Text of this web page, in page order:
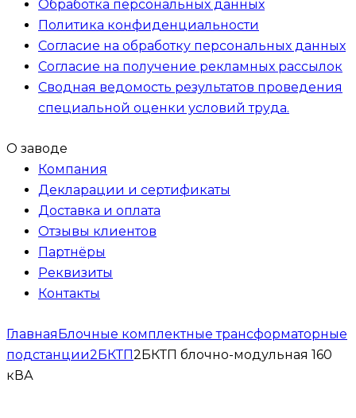
Обработка персональных данных
Политика конфиденциальности
Согласие на обработку персональных данных
Согласие на получение рекламных рассылок
Сводная ведомость результатов проведения
специальной оценки условий труда.
О заводе
Компания
Декларации и сертификаты
Доставка и оплата
Отзывы клиентов
Партнёры
Реквизиты
Контакты
Главная Блочные комплектные трансформаторные
подстанции2БКТП2БКТП блочно-модульная 160
кВА